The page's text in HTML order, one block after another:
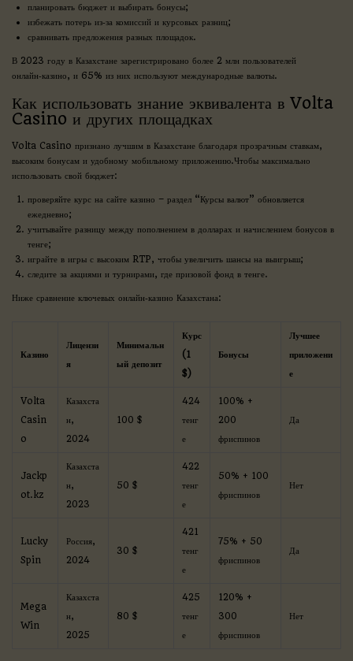
планировать бюджет и выбирать бонусы;
избежать потерь из‑за комиссий и курсовых разниц;
сравнивать предложения разных площадок.
В 2023 году в Казахстане зарегистрировано более 2 млн пользователей
онлайн‑казино, и 65% из них используют международные валюты.
Как использовать знание эквивалента в Volta
Casino и других площадках
Volta Casino признано лучшим в Казахстане благодаря прозрачным ставкам,
высоким бонусам и удобному мобильному приложению.Чтобы максимально
использовать свой бюджет:
проверяйте курс на сайте казино – раздел “Курсы валют” обновляется
ежедневно;
учитывайте разницу между пополнением в долларах и начислением бонусов в
тенге;
играйте в игры с высоким RTP, чтобы увеличить шансы на выигрыш;
следите за акциями и турнирами, где призовой фонд в тенге.
Ниже сравнение ключевых онлайн‑казино Казахстана:
Казино
Лицензи
я
Минимальн
ый депозит
Курс
(1
$)
Бонусы
Лучшее
приложени
е
Volta
Casin
o
Казахста
н,
2024
100 $
424
тенг
е
100% +
200
фриспинов
Да
Jackp
ot.kz
Казахста
н,
2023
50 $
422
тенг
е
50% + 100
фриспинов
Нет
Lucky
Spin
Россия,
2024
30 $
421
тенг
е
75% + 50
фриспинов
Да
Mega
Win
Казахста
н,
2025
80 $
425
тенг
е
120% +
300
фриспинов
Нет